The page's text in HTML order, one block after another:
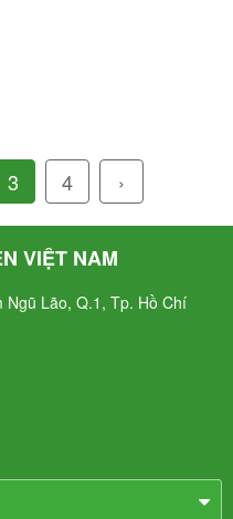
3 4 ›
VIỆT NAM
Ngũ Lão, Q.1, Tp. Hồ Chí